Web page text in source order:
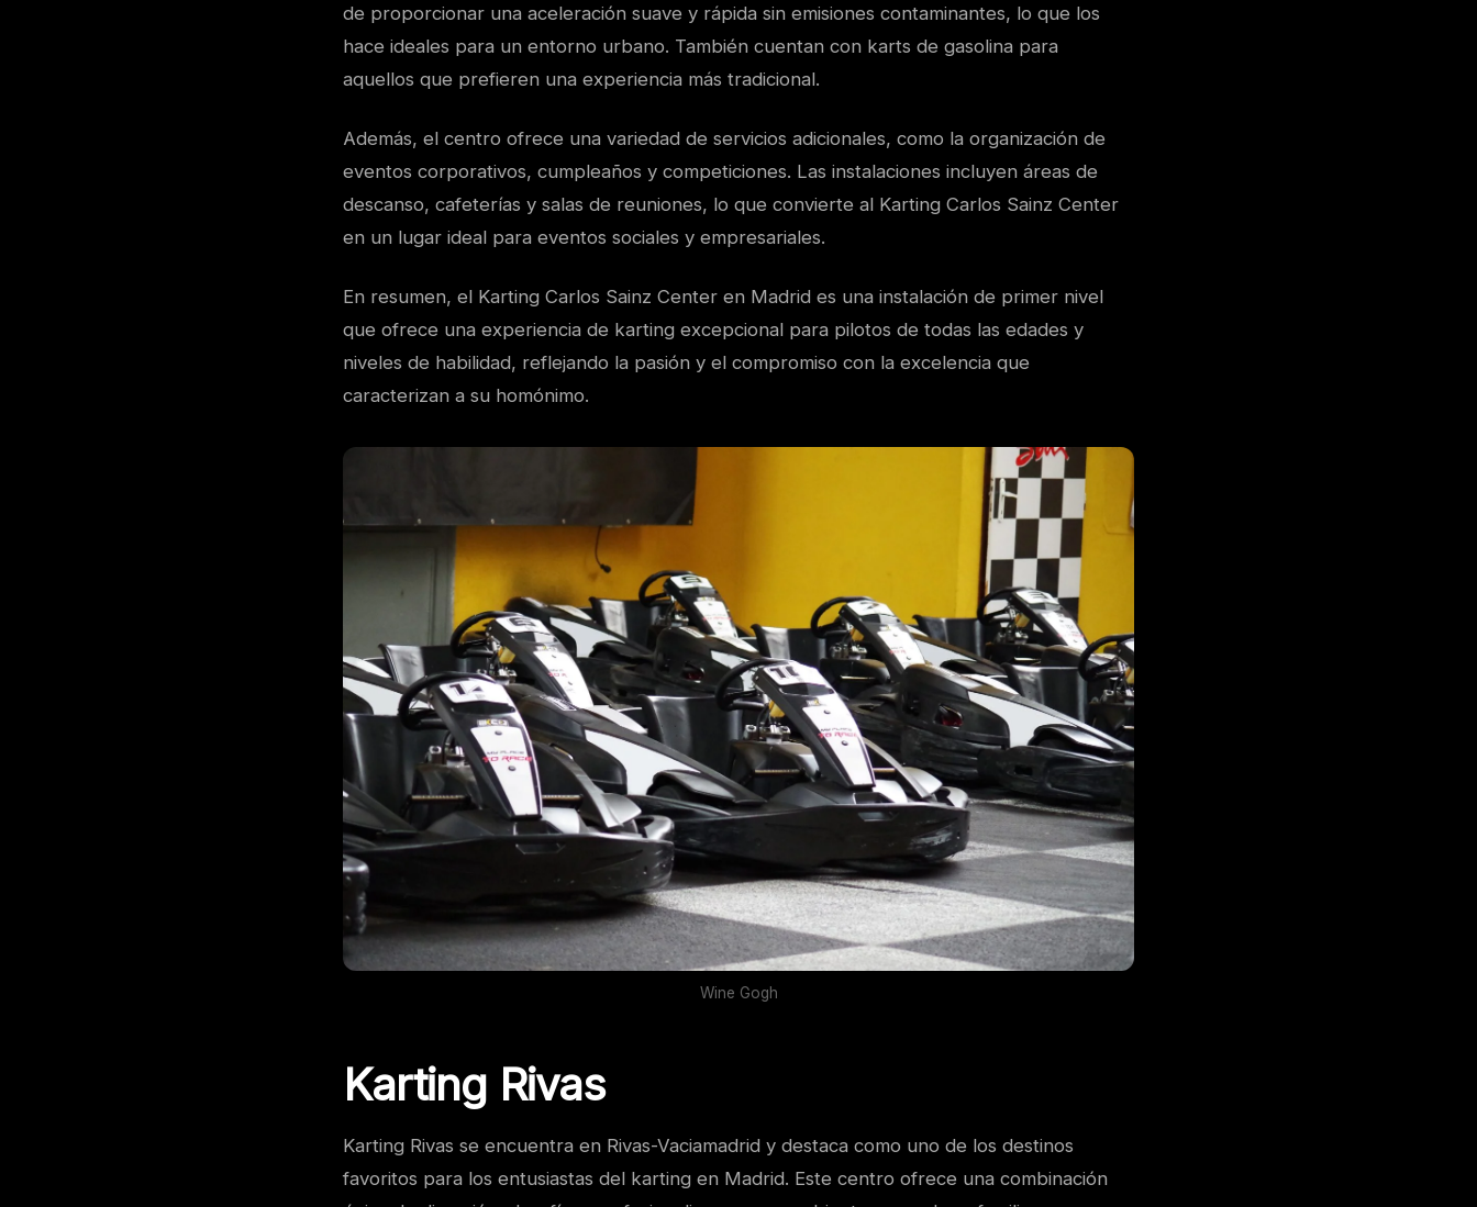
de proporcionar una aceleración suave y rápida sin emisiones contaminantes, lo que los
hace ideales para un entorno urbano. También cuentan con karts de gasolina para
aquellos que prefieren una experiencia más tradicional.
Además, el centro ofrece una variedad de servicios adicionales, como la organización de
eventos corporativos, cumpleaños y competiciones. Las instalaciones incluyen áreas de
descanso, cafeterías y salas de reuniones, lo que convierte al Karting Carlos Sainz Center
en un lugar ideal para eventos sociales y empresariales.
En resumen, el Karting Carlos Sainz Center en Madrid es una instalación de primer nivel
que ofrece una experiencia de karting excepcional para pilotos de todas las edades y
niveles de habilidad, reflejando la pasión y el compromiso con la excelencia que
caracterizan a su homónimo.
Wine Gogh
Karting Rivas
Karting Rivas se encuentra en Rivas-Vaciamadrid y destaca como uno de los destinos
favoritos para los entusiastas del karting en Madrid. Este centro ofrece una combinación